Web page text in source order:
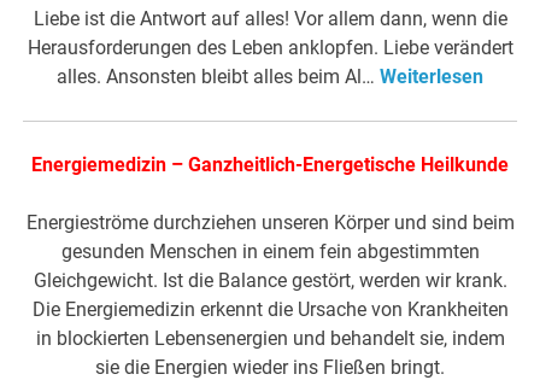
Liebe ist die Antwort auf alles! Vor allem dann, wenn die
Herausforderungen des Leben anklopfen. Liebe verändert
alles. Ansonsten bleibt alles beim Al… Weiterlesen
Energiemedizin – Ganzheitlich-Energetische Heilkunde
Energieströme durchziehen unseren Körper und sind beim
gesunden Menschen in einem fein abgestimmten
Gleichgewicht. Ist die Balance gestört, werden wir krank.
Die Energiemedizin erkennt die Ursache von Krankheiten
in blockierten Lebensenergien und behandelt sie, indem
sie die Energien wieder ins Fließen bringt.